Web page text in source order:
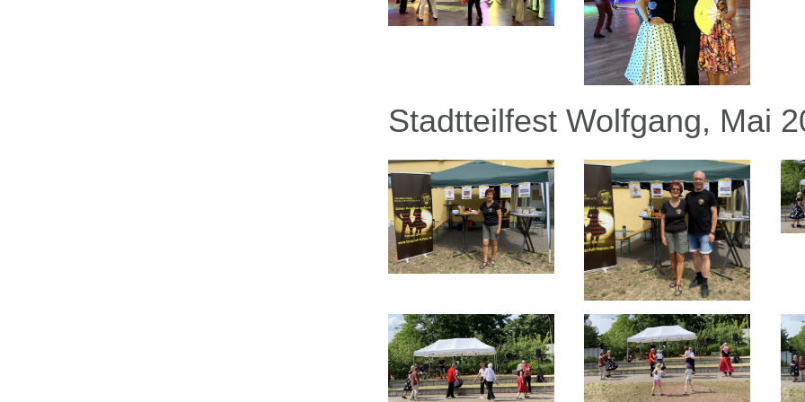
Stadtteilfest Wolfgang, Mai